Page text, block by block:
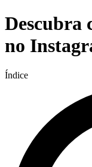
Descubra
no
Índice